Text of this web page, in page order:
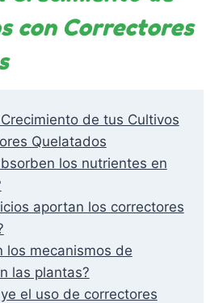
con Correctores
de tus Cultivos
Quelatados
los nutrientes en
aportan los correctores
los mecanismos de
las plantas?
el uso de correctores